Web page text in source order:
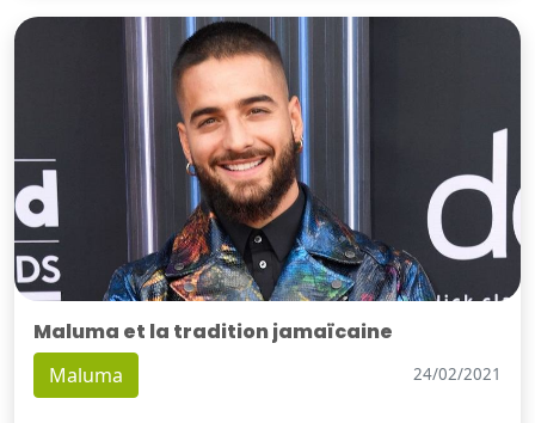
Maluma et la tradition jamaïcaine
Maluma 24/02/2021